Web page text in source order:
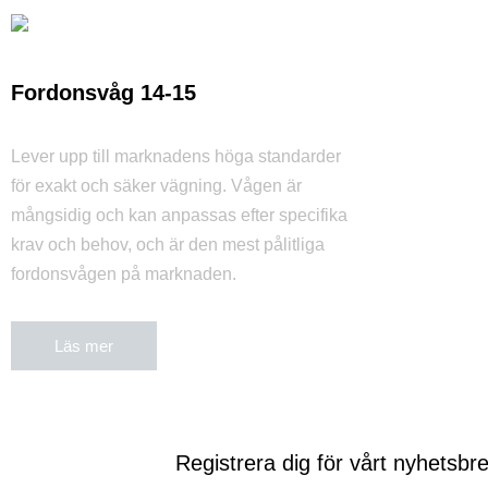
Fordonsvåg 14-15
Lever upp till marknadens höga standarder
för exakt och säker vägning. Vågen är
mångsidig och kan anpassas efter specifika
krav och behov, och är den mest pålitliga
fordonsvågen på marknaden.
Läs mer
Registrera dig för vårt